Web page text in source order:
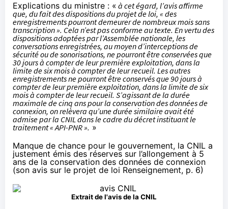
Explications du ministre : « à cet égard, l’avis affirme
que, du fait des dispositions du projet de loi, « des
enregistrements pourront demeurer de nombreux mois sans
transcription ». Cela n’est pas conforme au texte. En vertu des
dispositions adoptées par l’Assemblée nationale, les
conversations enregistrées, au moyen d’interceptions de
sécurité ou de sonorisations, ne pourront être conservées que
30 jours à compter de leur première exploitation, dans la
limite de six mois à compter de leur recueil. Les autres
enregistrements ne pourront être conservés que 90 jours à
compter de leur première exploitation, dans la limite de six
mois à compter de leur recueil. S’agissant de la durée
maximale de cinq ans pour la conservation des données de
connexion, on relèvera qu’une durée similaire avait été
admise par la CNIL dans le cadre du décret instituant le
traitement « API-PNR ». »
Manque de chance pour le gouvernement, la CNIL a
justement émis des réserves sur l’allongement à 5
ans de la conservation des données de connexion
(son avis sur le projet de loi Renseignement, p. 6)
Extrait de l'avis de la CNIL